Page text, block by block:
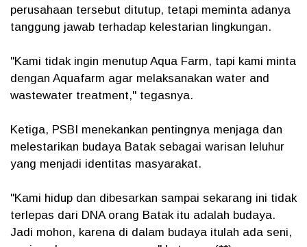
perusahaan tersebut ditutup, tetapi meminta adanya
tanggung jawab terhadap kelestarian lingkungan.
"Kami tidak ingin menutup Aqua Farm, tapi kami minta
dengan Aquafarm agar melaksanakan water and
wastewater treatment," tegasnya.
Ketiga, PSBI menekankan pentingnya menjaga dan
melestarikan budaya Batak sebagai warisan leluhur
yang menjadi identitas masyarakat.
"Kami hidup dan dibesarkan sampai sekarang ini tidak
terlepas dari DNA orang Batak itu adalah budaya.
Jadi mohon, karena di dalam budaya itulah ada seni,